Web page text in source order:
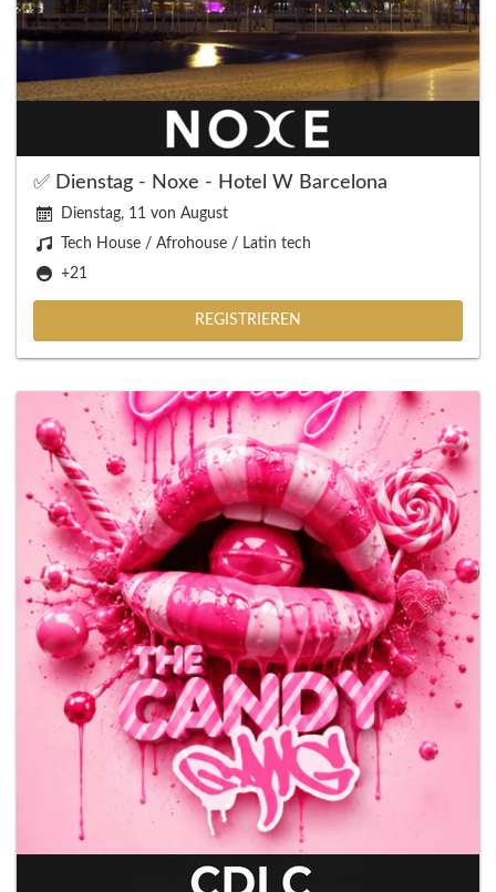
✅ Dienstag - Noxe - Hotel W Barcelona
Dienstag, 11 von August
Tech House / Afrohouse / Latin tech
+21
REGISTRIEREN